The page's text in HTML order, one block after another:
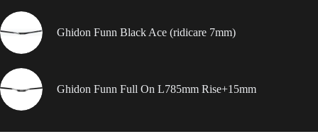
Ghidon Funn Black Ace (ridicare 7mm)
Ghidon Funn Full On L785mm Rise+15mm